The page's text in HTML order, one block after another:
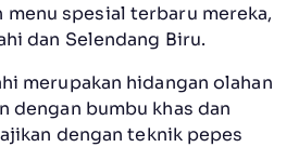
menu spesial terbaru mereka,
dan Selendang Biru.
merupakan hidangan olahan
dengan bumbu khas dan
dengan teknik pepes